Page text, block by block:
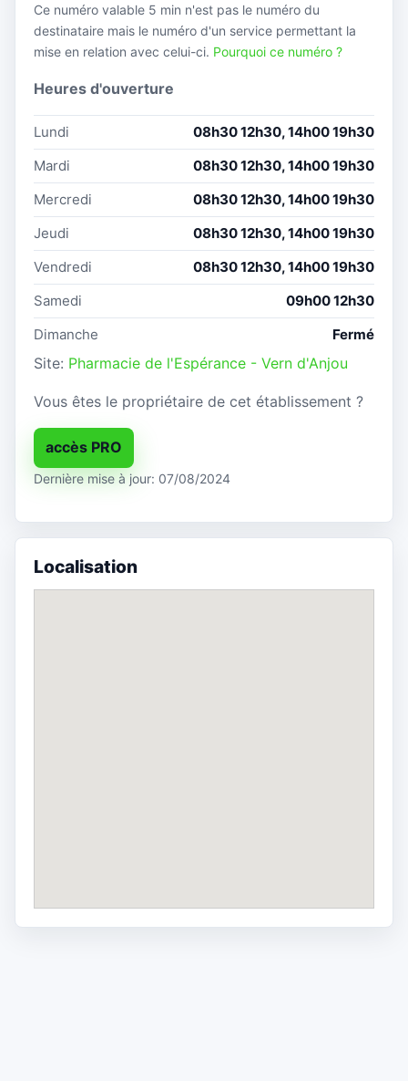
Ce numéro valable 5 min n'est pas le numéro du
destinataire mais le numéro d'un service permettant la
mise en relation avec celui-ci. Pourquoi ce numéro ?
Heures d'ouverture
Lundi
08h30 12h30, 14h00 19h30
Mardi
08h30 12h30, 14h00 19h30
Mercredi
08h30 12h30, 14h00 19h30
Jeudi
08h30 12h30, 14h00 19h30
Vendredi
08h30 12h30, 14h00 19h30
Samedi
09h00 12h30
Dimanche
Fermé
Site: Pharmacie de l'Espérance - Vern d'Anjou
Vous êtes le propriétaire de cet établissement ?
accès PRO
Dernière mise à jour: 07/08/2024
Localisation